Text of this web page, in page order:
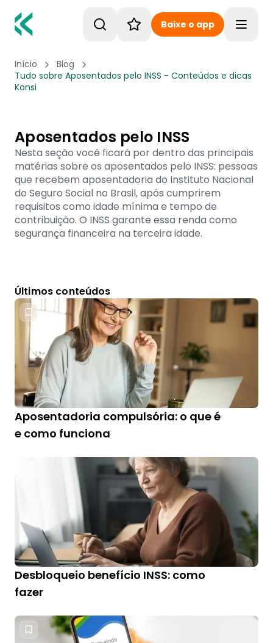
Baixe o app
Início
Blog
Tudo sobre Aposentados pelo INSS - Conteúdos e dicas
Konsi
Aposentados pelo INSS
Nesta seção você ficará por dentro das principais
matérias sobre os aposentados pelo INSS: pessoas
que recebem aposentadoria do Instituto Nacional
do Seguro Social no Brasil, após cumprirem
requisitos como idade mínima e tempo de
contribuição. O INSS garante essa renda como
segurança financeira na terceira idade.
Últimos conteúdos
Aposentadoria compulsória: o que é
e como funciona
Desbloqueio benefício INSS: como
fazer